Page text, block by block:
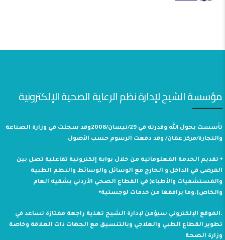
مؤسسة الشيح لإدارة نظم الرعاية الصحية الإلكترونية
تأسست بحول الله وقدرته في 29/نيسان/2008وقد سجلت في وزارة الصناعة
والتجارة/مركز عمان/ وقد دفعت الرسوم حسب الأصول
⦁ تقديم الخدمة المعلوماتية من خلال بوابة إلكترونية تفاعلية تصل بين
المرضى في الداخل و الخارج مع الوسائل والوسائط والنظم الطبية
والمستشفيات والأطباء( في القطاع الصحي الأردني بشقيه العام
والخاص).وما يرافقها من خدمات لوجستية⦁
.الموقع الإلكتروني سيؤمن لإدارة الشيح تغذية راجعة ممتازة تساعد في
تطوير القطاع الطبي والعلاجي وبالتنسيق مع الجهات ذات العلاقة وخاصة
وزارة الصحة